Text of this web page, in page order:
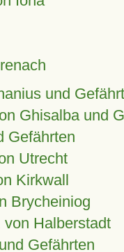
und
Ghisalba und
Gefährten
Utrecht
Kirkwall
Brycheiniog
von Halberstadt
Gefährten